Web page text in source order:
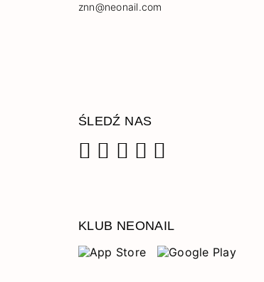
znn@neonail.com
ŚLEDŹ NAS
KLUB NEONAIL